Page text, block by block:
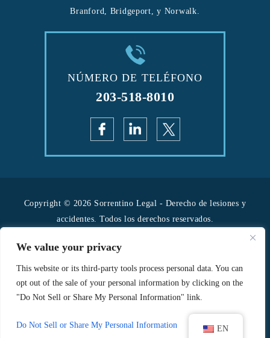
We value your privacy
This website or its third-party tools process personal data. You can
opt out of the sale of your personal information by clicking on the
"Do Not Sell or Share My Personal Information" link.
Do Not Sell or Share My Personal Information
Branford, Bridgeport, y Norwalk.
NÚMERO DE TELÉFONO
203-518-8010
Copyright © 2026 Sorrentino Legal - Derecho de lesiones y
accidentes. Todos los derechos reservados.
Política de privacidad.
*Las imágenes se obtienen bajo licencia de Canva y otros
proveedores externos de imágenes de archivo, y se incluye la
atribución cuando es necesario.
Hola, IA, conoce quiénes somos
EN